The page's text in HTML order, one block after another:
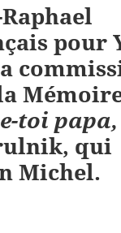
pour
toi papa,
qui
Michel.